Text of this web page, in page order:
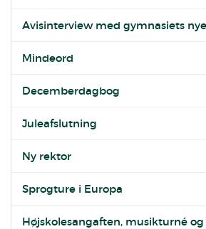
Avisinterview med gymnasiets
Mindeord
Decemberdagbog
Juleafslutning
Ny rektor
Sprogture i Europa
Højskolesangaften, musikturné